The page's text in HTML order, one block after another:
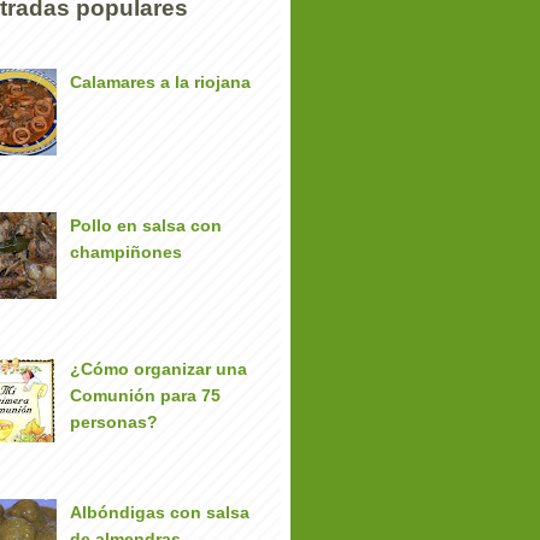
populares
Calamares a la riojana
Pollo en salsa con
champiñones
¿Cómo organizar una
Comunión para 75
personas?
Albóndigas con salsa